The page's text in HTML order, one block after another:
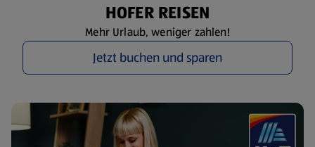
HOFER REISEN
Mehr Urlaub, weniger zahlen!
Jetzt buchen und sparen